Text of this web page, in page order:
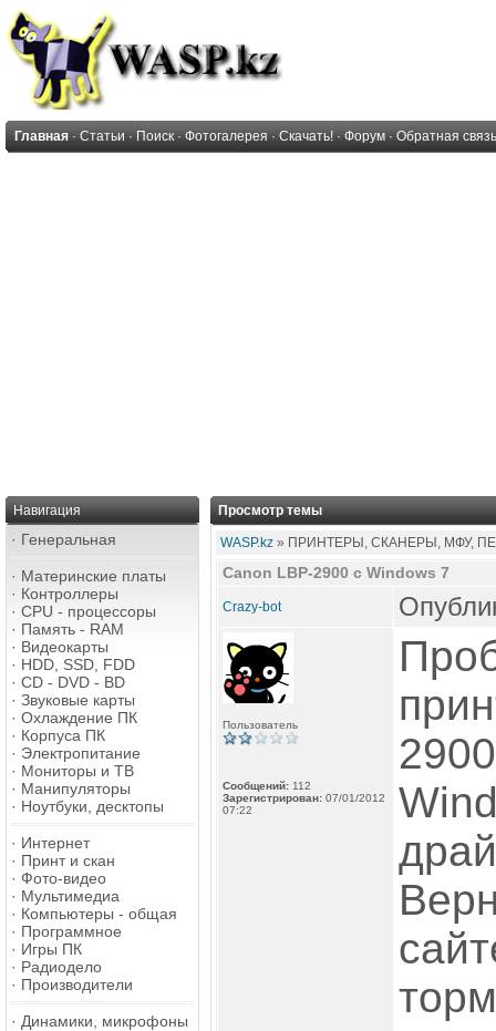
Главная · Статьи · Поиск · Фотогалерея · Скачать! · Форум · Обратная связь
Навигация
· Генеральная
· Материнские платы
· Контроллеры
· CPU - процессоры
· Память - RAM
· Видеокарты
· HDD, SSD, FDD
· CD - DVD - BD
· Звуковые карты
· Охлаждение ПК
· Корпуса ПК
· Электропитание
· Мониторы и ТВ
· Манипуляторы
· Ноутбуки, десктопы
· Интернет
· Принт и скан
· Фото-видео
· Мультимедиа
· Компьютеры - общая
· Программное
· Игры ПК
· Радиодело
· Производители
· Динамики, микрофоны
Просмотр темы
WASP.kz » ПРИНТЕРЫ, СКАНЕРЫ, МФУ,
Canon LBP-2900 с Windows 7
Crazy-bot
Пользователь
Сообщений: 112
Зарегистрирован: 07/01/2012
07:22